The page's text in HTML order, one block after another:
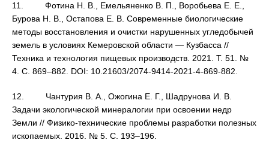
11. Фотина Н. В., Емельяненко В. П., Воробьева Е. Е.,
Бурова Н. В., Остапова Е. В. Современные биологические
методы восстановления и очистки нарушенных угледобычей
земель в условиях Кемеровской области — Кузбасса //
Техника и технология пищевых производств. 2021. Т. 51. №
4. С. 869–882. DOI: 10.21603/2074-9414-2021-4-869-882.
12. Чантурия В. А., Ожогина Е. Г., Шадрунова И. В.
Задачи экологической минералогии при освоении недр
Земли // Физико-технические проблемы разработки полезных
ископаемых. 2016. № 5. С. 193–196.